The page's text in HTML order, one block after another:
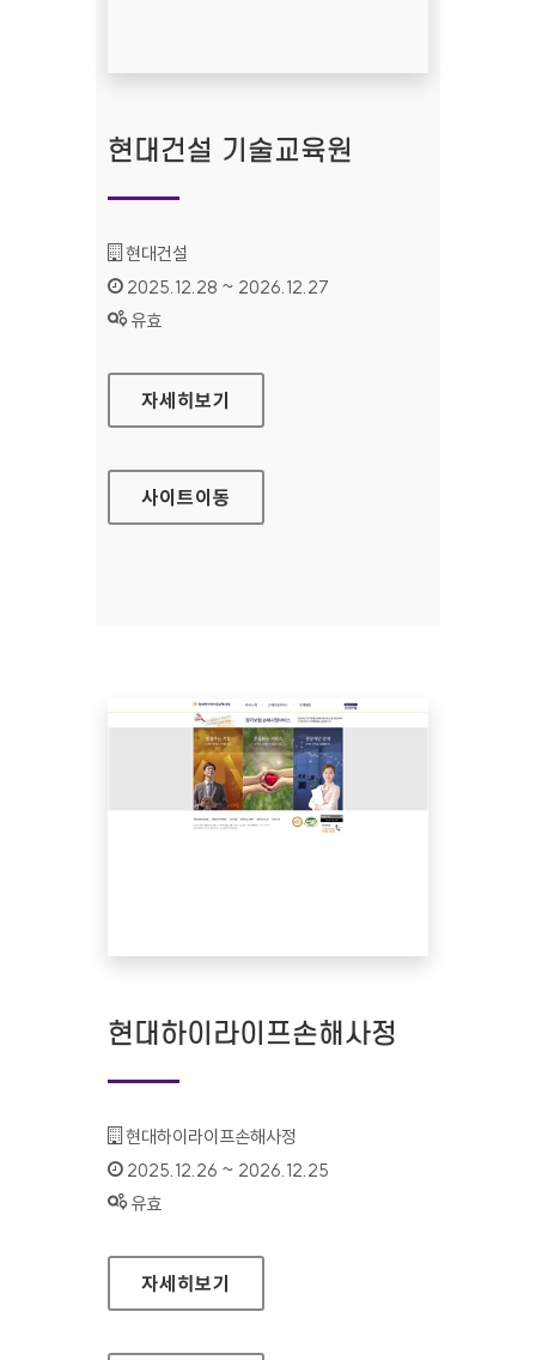
현대건설 기술교육원
기관명 :
현대건설
인증기간 :
2025.12.28 ~ 2026.12.27
상태 :
유효
현대건설 기술교육원
자세히보기
사이트이동
현대하이라이프손해사정
기관명 :
현대하이라이프손해사정
인증기간 :
2025.12.26 ~ 2026.12.25
상태 :
유효
현대하이라이프손해사정
자세히보기